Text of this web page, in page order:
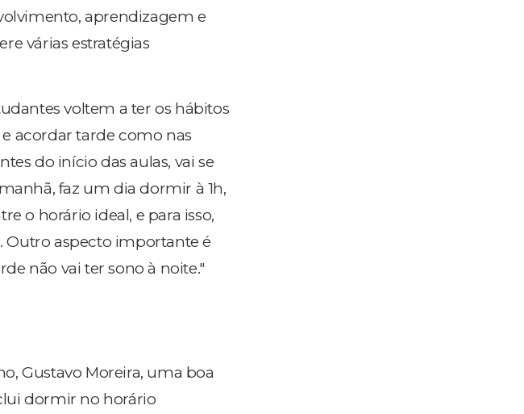
aprendizagem e
várias estratégias
voltem a ter os hábitos
acordar tarde como nas
do início das aulas, vai se
faz um dia dormir à 1h,
o horário ideal, e para isso,
Outro aspecto importante é
não vai ter sono à noite."
Gustavo Moreira, uma boa
dormir no horário